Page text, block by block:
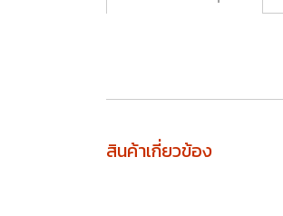
สินค้าเกี่ยวข้อง